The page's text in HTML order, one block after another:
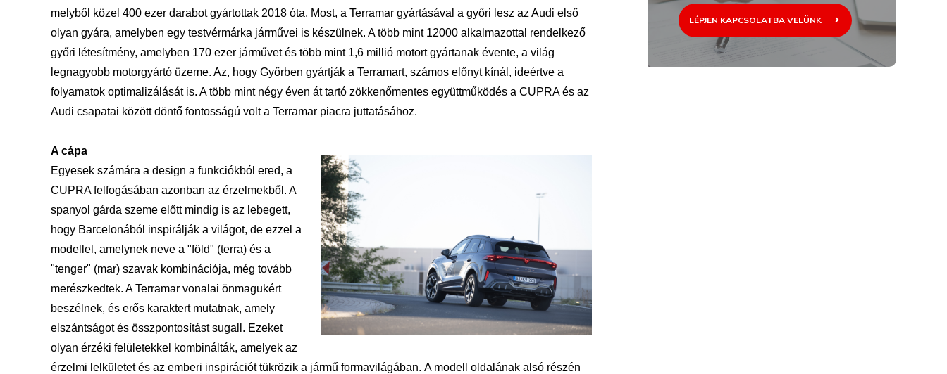
melyből közel 400 ezer darabot gyártottak 2018 óta. Most, a Terramar gyártásával a győri lesz az Audi első
olyan gyára, amelyben egy testvérmárka járművei is készülnek. A több mint 12000 alkalmazottal rendelkező
győri létesítmény, amelyben 170 ezer járművet és több mint 1,6 millió motort gyártanak évente, a világ
legnagyobb motorgyártó üzeme. Az, hogy Győrben gyártják a Terramart, számos előnyt kínál, ideértve a
folyamatok optimalizálását is. A több mint négy éven át tartó zökkenőmentes együttműködés a CUPRA és az
Audi csapatai között döntő fontosságú volt a Terramar piacra juttatásához.
A cápa
Egyesek számára a design a funkciókból ered, a
CUPRA felfogásában azonban az érzelmekből. A
spanyol gárda szeme előtt mindig is az lebegett,
hogy Barcelonából inspirálják a világot, de ezzel a
modellel, amelynek neve a "föld" (terra) és a
"tenger" (mar) szavak kombinációja, még tovább
merészkedtek. A Terramar vonalai önmagukért
beszélnek, és erős karaktert mutatnak, amely
elszántságot és összpontosítást sugall. Ezeket
olyan érzéki felületekkel kombinálták, amelyek az
érzelmi lelkületet és az emberi inspirációt tükrözik a jármű formavilágában. A modell oldalának alsó részén
LÉPJEN KAPCSOLATBA VELÜNK